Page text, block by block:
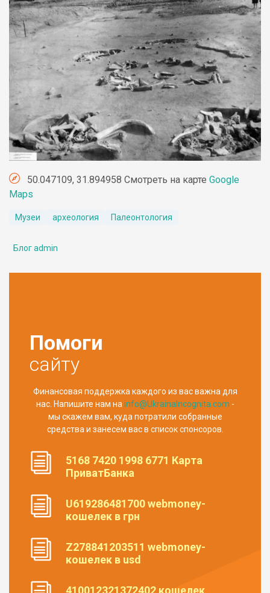
50.047109, 31.894958 Смотреть на карте Google
Maps
Музеи археология Палеонтология
Блог admin
Помоги
сайту
Финансовая поддержка каждого из вас важна для
нас. Напишите нам на info@UkrainaIncognita.com -
мы скажем вам, куда потратили собранные
средства и занесем вас в список спонсоров.
5168 7420 1998 6771 Карта
ПриватБанка
U619286481700 webmoney-
кошелек в грн
Z278841203511 webmoney-
кошелек в usd
410012321372402 кошелек